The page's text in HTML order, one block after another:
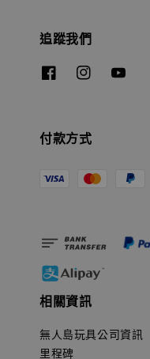
追蹤我們
付款方式
相關資訊
無人島玩具公司資訊
里程碑